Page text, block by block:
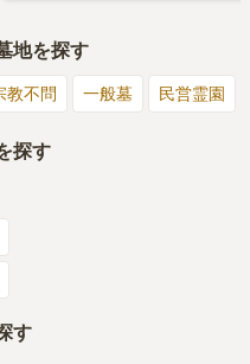
地を探す
教不問 一般墓 民営霊園
探す
す